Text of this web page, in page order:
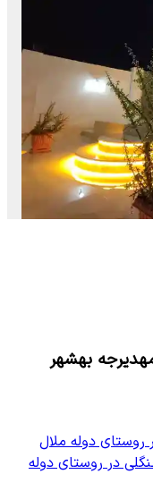
بهشهر
دوله ملال
در روستای دوله